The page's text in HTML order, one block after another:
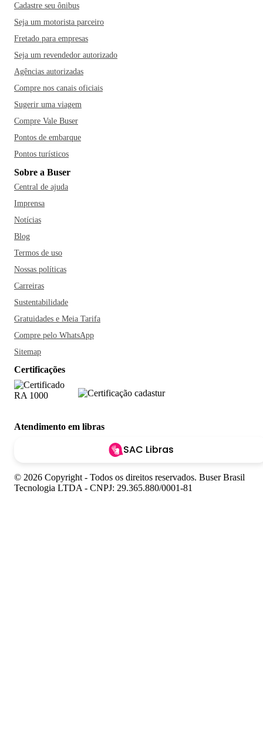
Cadastre seu ônibus
Seja um motorista parceiro
Fretado para empresas
Seja um revendedor autorizado
Agências autorizadas
Compre nos canais oficiais
Sugerir uma viagem
Compre Vale Buser
Pontos de embarque
Pontos turísticos
Sobre a Buser
Central de ajuda
Imprensa
Notícias
Blog
Termos de uso
Nossas políticas
Carreiras
Sustentabilidade
Gratuidades e Meia Tarifa
Compre pelo WhatsApp
Sitemap
Certificações
Atendimento em libras
SAC Libras
© 2026 Copyright - Todos os direitos reservados. Buser Brasil
Tecnologia LTDA - CNPJ: 29.365.880/0001-81